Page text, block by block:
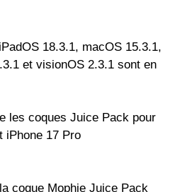
18.3.1, macOS 15.3.1,
et visionOS 2.3.1 sont en
les coques Juice Pack pour
iPhone 17 Pro
coque Mophie Juice Pack